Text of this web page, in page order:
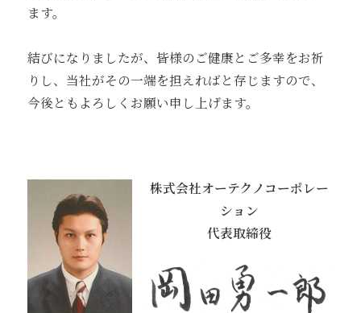
ます。
結びになりましたが、皆様のご健康とご多幸をお祈
りし、当社がその一端を担えればと存じますので、
今後ともよろしくお願い申し上げます。
株式会社オーテクノコーポレー
ション
代表取締役